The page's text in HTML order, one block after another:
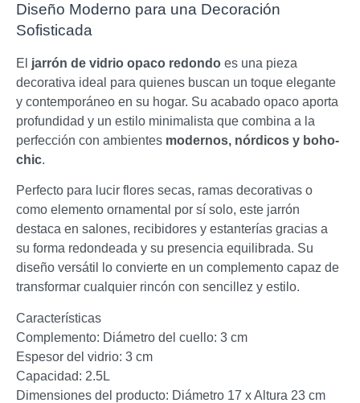
Diseño Moderno para una Decoración
Sofisticada
El jarrón de vidrio opaco redondo es una pieza
decorativa ideal para quienes buscan un toque elegante
y contemporáneo en su hogar. Su acabado opaco aporta
profundidad y un estilo minimalista que combina a la
perfección con ambientes modernos, nórdicos y boho-
chic.
Perfecto para lucir flores secas, ramas decorativas o
como elemento ornamental por sí solo, este jarrón
destaca en salones, recibidores y estanterías gracias a
su forma redondeada y su presencia equilibrada. Su
diseño versátil lo convierte en un complemento capaz de
transformar cualquier rincón con sencillez y estilo.
Características
Complemento: Diámetro del cuello: 3 cm
Espesor del vidrio: 3 cm
Capacidad: 2.5L
Dimensiones del producto: Diámetro 17 x Altura 23 cm